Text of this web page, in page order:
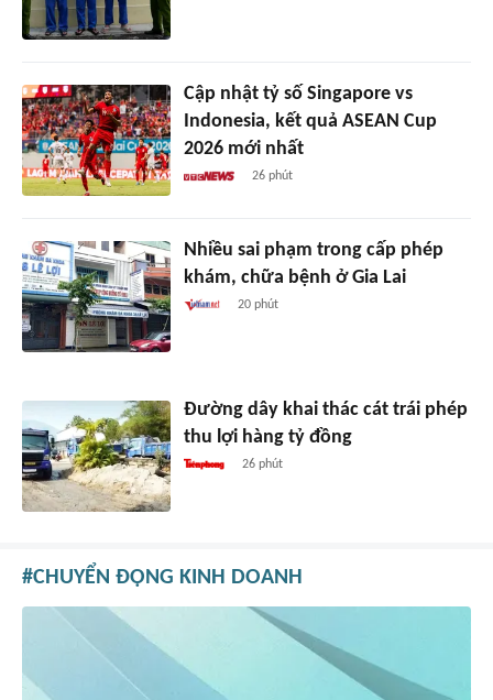
Cập nhật tỷ số Singapore vs
Indonesia, kết quả ASEAN Cup
2026 mới nhất
26 phút
Nhiều sai phạm trong cấp phép
khám, chữa bệnh ở Gia Lai
20 phút
Đường dây khai thác cát trái phép
thu lợi hàng tỷ đồng
26 phút
CHUYỂN ĐỘNG KINH DOANH